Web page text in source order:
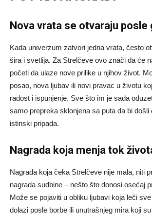
Nova vrata se otvaraju posle
Kada univerzum zatvori jedna vrata, često
šira i svetlija. Za Strelčeve ovo znači da će
početi da ulaze nove prilike u njihov život.
posao, nova ljubav ili novi pravac u životu
radost i ispunjenje. Sve što im je sada
samo prepreka sklonjena sa puta da bi došli
istinski pripada.
Nagrada koja menja tok
Nagrada koja čeka Strelčeve nije mala, niti
nagrada sudbine – nešto što donosi osećaj
Može se pojaviti u obliku ljubavi koja leči
dolazi posle borbe ili unutrašnjeg mira koji